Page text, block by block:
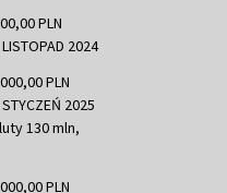
PLN
2024
PLN
2025
130 mln,
PLN